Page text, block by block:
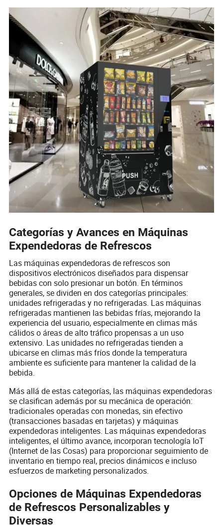
Categorías y Avances en Máquinas
Expendedoras de Refrescos
Las máquinas expendedoras de refrescos son
dispositivos electrónicos diseñados para dispensar
bebidas con solo presionar un botón. En términos
generales, se dividen en dos categorías principales:
unidades refrigeradas y no refrigeradas. Las máquinas
refrigeradas mantienen las bebidas frías, mejorando la
experiencia del usuario, especialmente en climas más
cálidos o áreas de alto tráfico propensas a un uso
extensivo. Las unidades no refrigeradas tienden a
ubicarse en climas más fríos donde la temperatura
ambiente es suficiente para mantener la calidad de la
bebida.
Más allá de estas categorías, las máquinas expendedoras
se clasifican además por su mecánica de operación:
tradicionales operadas con monedas, sin efectivo
(transacciones basadas en tarjetas) y máquinas
expendedoras inteligentes. Las máquinas expendedoras
inteligentes, el último avance, incorporan tecnología IoT
(Internet de las Cosas) para proporcionar seguimiento de
inventario en tiempo real, precios dinámicos e incluso
esfuerzos de marketing personalizados.
Opciones de Máquinas Expendedoras
de Refrescos Personalizables y
Diversas